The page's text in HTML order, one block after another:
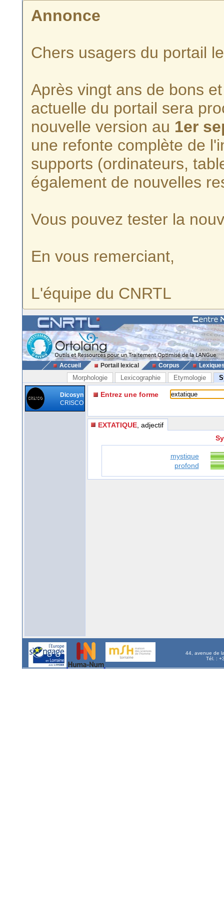
Annonce
Chers usagers du portail
Après vingt ans de bons
actuelle du portail sera
nouvelle version au 1er
une refonte complète de
supports (ordinateurs,
également de nouvelles
Vous pouvez tester la
En vous remerciant,
L'équipe du CNRTL
Accueil Portail lexical Corpus
Morphologie Lexicographie Etymologie
Dicosyn
CRISCO
Entrez une forme
EXTATIQUE , adjectif
mystique
profond
44, avenue de
Tél. :